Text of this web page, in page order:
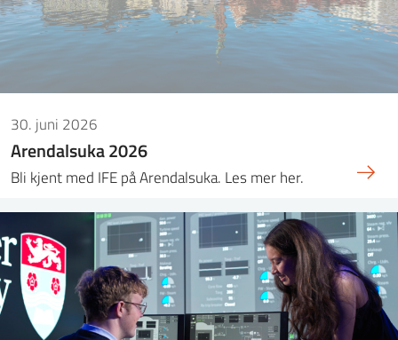
30. juni 2026
Arendalsuka 2026
Bli kjent med IFE på Arendalsuka. Les mer her.